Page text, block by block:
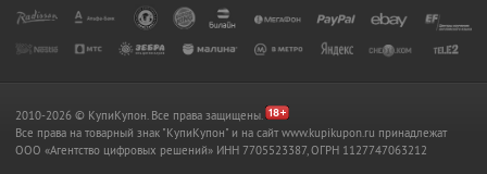
2010-2026 © КупиКупон. Все права защищены.
Все права на товарный знак "КупиКупон" и на сайт www.kupikupon.ru принадлежат
OOO «Агентство цифровых решений» ИНН 7705523387, ОГРН 1127747063212